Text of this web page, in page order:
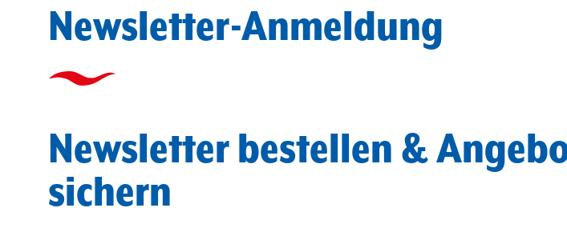
Newsletter-Anmeldung
Newsletter bestellen &
sichern